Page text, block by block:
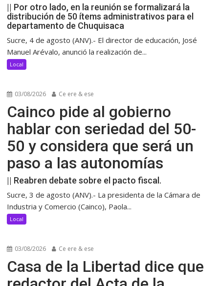
|| Por otro lado, en la reunión se formalizará la
distribución de 50 ítems administrativos para el
departamento de Chuquisaca
Sucre, 4 de agosto (ANV).- El director de educación, José
Manuel Arévalo, anunció la realización de...
Local
03/08/2026 Ce ere & ese
Cainco pide al gobierno
hablar con seriedad del 50-
50 y considera que será un
paso a las autonomías
|| Reabren debate sobre el pacto fiscal.
Sucre, 3 de agosto (ANV).- La presidenta de la Cámara de
Industria y Comercio (Cainco), Paola...
Local
03/08/2026 Ce ere & ese
Casa de la Libertad dice que